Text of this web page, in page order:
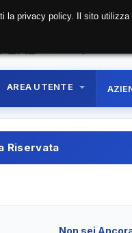
AREA UTENTE
Riservata
Non sei
la privacy policy. Il sito